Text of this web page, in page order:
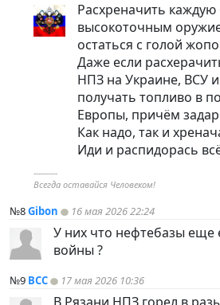
Расхреначить каждую
высокоточным
остаться с голой
Даже если
НПЗ на Украине, ВСУ
получать топливо в
Европы, причём
Как надо, так и
Иди и распидорась
----------
Всегда оставайся Человеком!
№8Gibon 16 мая 2026 22:24
У них что нефтебазы еще
войны ?
№9 ВСС 17 мая 2026 10:36